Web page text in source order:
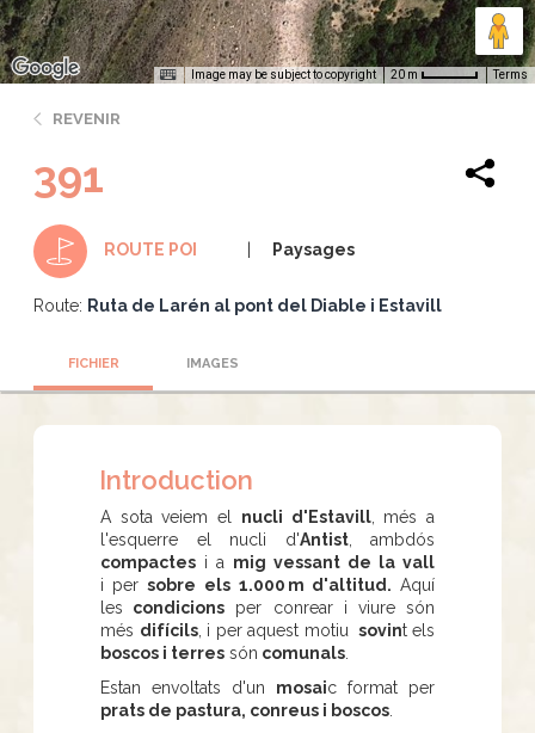
Image may be subject to copyright 20 m Terms
REVENIR
391
ROUTE POI Paysages
Route: Ruta de Larén al pont del Diable i Estavill
FICHIER IMAGES
Introduction
A sota veiem el nucli d'Estavill, més a
l'esquerre el nucli d'Antist, ambdós
compactes i a mig vessant de la vall
i persobre els 1.000 m d'altitud. Aquí
les condicions per conrear i viure són
més difícils, i per aquest motiu sovint els
boscos i terres són comunals
Estan envoltats d'un mosaic format per
prats de pastura, conreus i boscos